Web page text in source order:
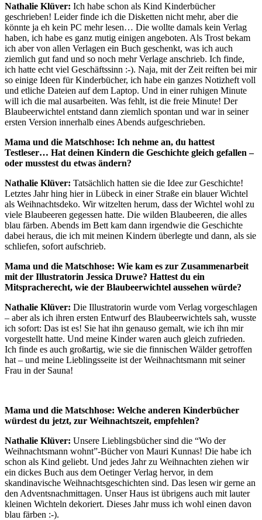
Nathalie Klüver: Ich habe schon als Kind Kinderbücher
geschrieben! Leider finde ich die Disketten nicht mehr, aber die
könnte ja eh kein PC mehr lesen… Die wollte damals kein Verlag
haben, ich habe es ganz mutig einigen angeboten. Als Trost bekam
ich aber von allen Verlagen ein Buch geschenkt, was ich auch
ziemlich gut fand und so noch mehr Verlage anschrieb. Ich finde,
ich hatte echt viel Geschäftssinn :-). Naja, mit der Zeit reiften bei mir
so einige Ideen für Kinderbücher, ich habe ein ganzes Notizheft voll
und etliche Dateien auf dem Laptop. Und in einer ruhigen Minute
will ich die mal ausarbeiten. Was fehlt, ist die freie Minute! Der
Blaubeerwichtel entstand dann ziemlich spontan und war in seiner
ersten Version innerhalb eines Abends aufgeschrieben.
Mama und die Matschhose: Ich nehme an, du hattest
Testleser… Hat deinen Kindern die Geschichte gleich gefallen –
oder musstest du etwas ändern?
Nathalie Klüver: Tatsächlich hatten sie die Idee zur Geschichte!
Letztes Jahr hing hier in Lübeck in einer Straße ein blauer Wichtel
als Weihnachtsdeko. Wir witzelten herum, dass der Wichtel wohl zu
viele Blaubeeren gegessen hatte. Die wilden Blaubeeren, die alles
blau färben. Abends im Bett kam dann irgendwie die Geschichte
dabei heraus, die ich mit meinen Kindern überlegte und dann, als sie
schliefen, sofort aufschrieb.
Mama und die Matschhose: Wie kam es zur Zusammenarbeit
mit der Illustratorin Jessica Druwe? Hattest du ein
Mitspracherecht, wie der Blaubeerwichtel aussehen würde?
Nathalie Klüver: Die Illustratorin wurde vom Verlag vorgeschlagen
– aber als ich ihren ersten Entwurf des Blaubeerwichtels sah, wusste
ich sofort: Das ist es! Sie hat ihn genauso gemalt, wie ich ihn mir
vorgestellt hatte. Und meine Kinder waren auch gleich zufrieden.
Ich finde es auch großartig, wie sie die finnischen Wälder getroffen
hat – und meine Lieblingsseite ist der Weihnachtsmann mit seiner
Frau in der Sauna!
Mama und die Matschhose: Welche anderen Kinderbücher
würdest du jetzt, zur Weihnachtszeit, empfehlen?
Nathalie Klüver: Unsere Lieblingsbücher sind die “Wo der
Weihnachtsmann wohnt”-Bücher von Mauri Kunnas! Die habe ich
schon als Kind geliebt. Und jedes Jahr zu Weihnachten ziehen wir
ein dickes Buch aus dem Oetinger Verlag hervor, in dem
skandinavische Weihnachtsgeschichten sind. Das lesen wir gerne an
den Adventsnachmittagen. Unser Haus ist übrigens auch mit lauter
kleinen Wichteln dekoriert. Dieses Jahr muss ich wohl einen davon
blau färben :-).